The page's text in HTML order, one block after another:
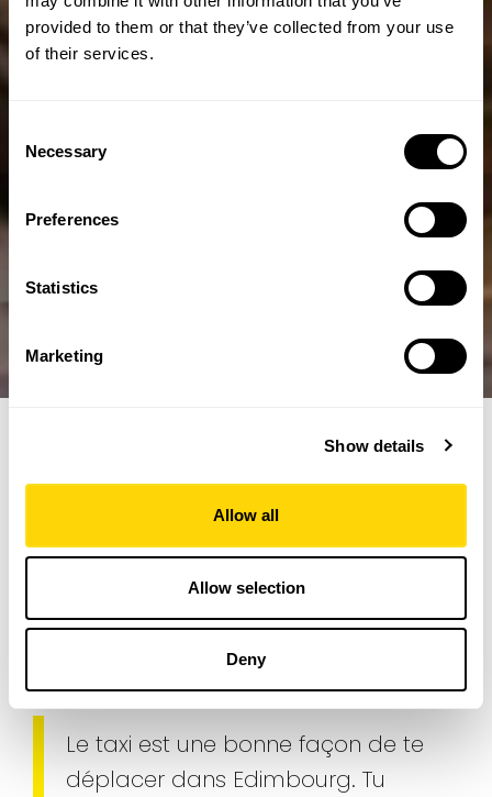
provided to them or that they’ve collected from your use
of their services.
Selection
Necessary
Preferences
Statistics
Marketing
Show details
Allow all
Allow selection
Deny
Se déplacer à Edimbourg
en taxi
l’aéroport
Le taxi est une bonne façon de te
déplacer dans Edimbourg. Tu